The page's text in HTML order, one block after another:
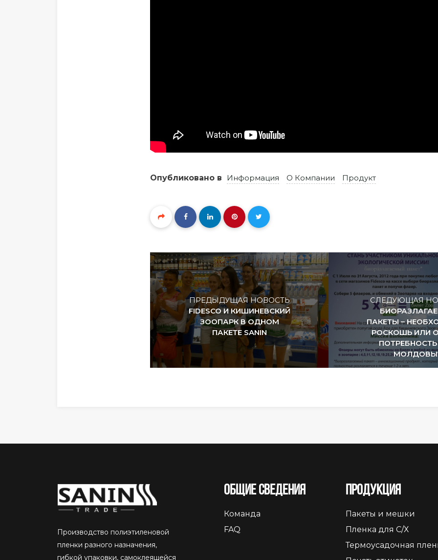
Опубликовано в Информация О Компании Продукт
ПРЕДЫДУЩАЯ НОВОСТЬ
FIDESCO И КИШИНЕВСКИЙ
ЗООПАРК В ОДНОМ
ПАКЕТЕ SANIN
СЛЕДУЮЩАЯ
ПАКЕТЫ –
РОСКОШЬ ИЛИ
Производство полиэтиленовой
пленки разного назначения,
гибкой упаковки, самоклеящейся
Общие сведения
Команда
FAQ
Продукция
Пакеты и мешки
Пленка для С/Х
Термоусадочная